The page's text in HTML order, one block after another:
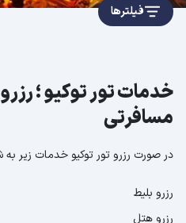
فیلترها
خدمات تور توکیو ؛
مسافرتی
در صورت رزرو تور توکیو خدمات زیر به
رزرو بلیط
رزرو هتل